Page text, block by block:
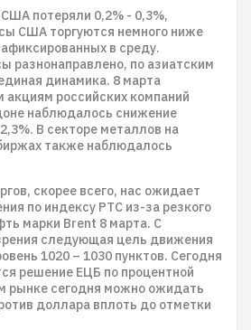
потеряли 0,2% - 0,3%,
США торгуются немного ниже
в среду.
разнонаправлено, по азиатским
динамика. 8 марта
акциям российских компаний
наблюдалось снижение
В секторе металлов на
также наблюдалось
скорее всего, нас ожидает
по индексу РТС из-за резкого
марки Brent 8 марта. С
следующая цель движения
1020 – 1030 пунктов. Сегодня
решение ЕЦБ по процентной
рынке сегодня можно ожидать
доллара вплоть до отметки